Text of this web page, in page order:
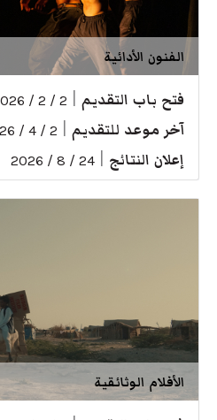
الفنون الأدائية
فتح باب التقديم 2 / 2 / 2026
آخر موعد للتقديم 2 / 4 / 2026
إعلان النتائج 24 / 8 / 2026
الأفلام الوثائقية